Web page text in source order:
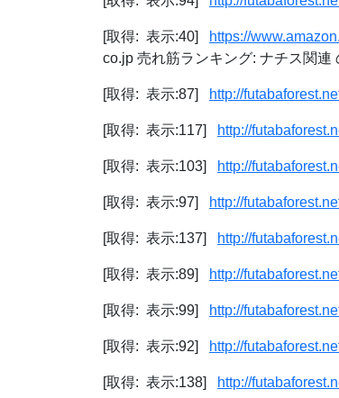
[取得: 表示:40] https://
co.jp 売れ筋ランキング: ナチス関連
[取得: 表示:87] http://
[取得: 表示:117] http://
[取得: 表示:103] http://
[取得: 表示:97] http://
[取得: 表示:137] http://
[取得: 表示:89] http://
[取得: 表示:99] http://
[取得: 表示:92] http://
[取得: 表示:138] http://